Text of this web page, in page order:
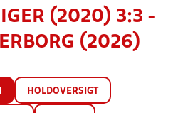
(2020) 3:3 -
(2026)
HOLDOVERSIGT